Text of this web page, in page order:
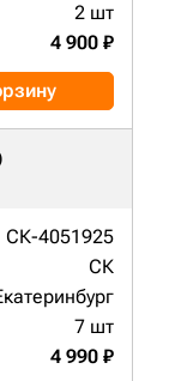
2 шт
4 900 ₽
СК-4051925
СК
7 шт
4 990 ₽